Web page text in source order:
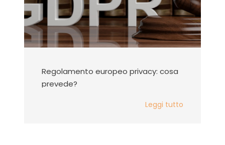
Regolamento europeo privacy: cosa
prevede?
Leggi tutto